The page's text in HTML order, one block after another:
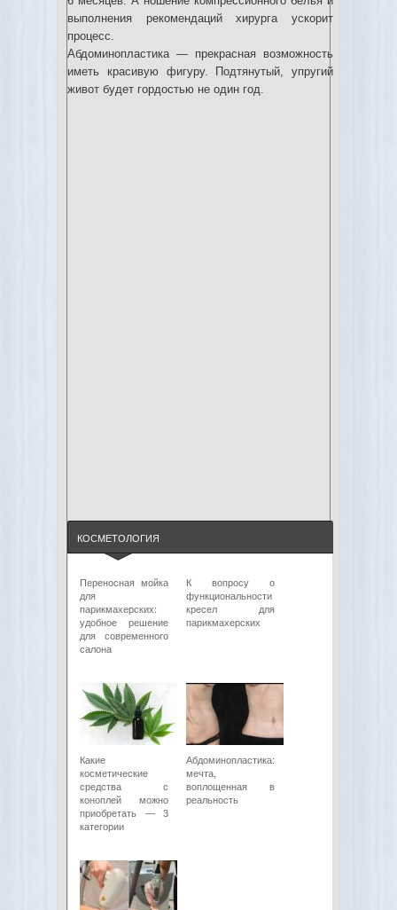
выполнения рекомендаций хирурга ускорит
процесс.
Абдоминопластика — прекрасная возможность
иметь красивую фигуру. Подтянутый, упругий
живот будет гордостью не один год.
КОСМЕТОЛОГИЯ
Переносная мойка
для
парикмахерских:
удобное решение
для современного
салона
К вопросу о
функциональности
кресел для
парикмахерских
Какие
косметические
средства с
коноплей можно
приобретать — 3
категории
Абдоминопластика:
мечта,
воплощенная в
реальность